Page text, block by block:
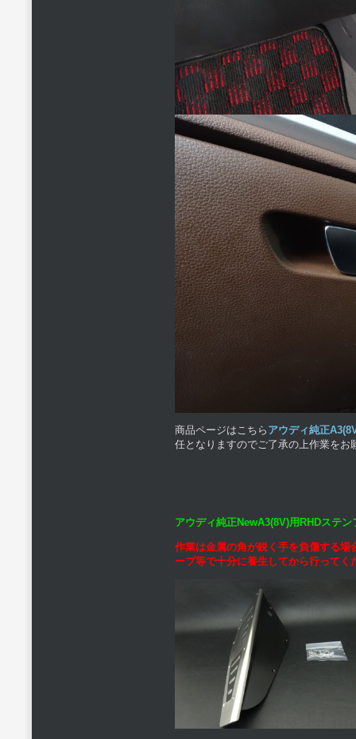
商品ページはこちら アウディ純正
任となりますのでご了承の上作業をお
アウディ純正NewA3(8V)用RHDステ
作業は金属の角が鋭く手を負傷する
ープ等で十分に養生してから行って